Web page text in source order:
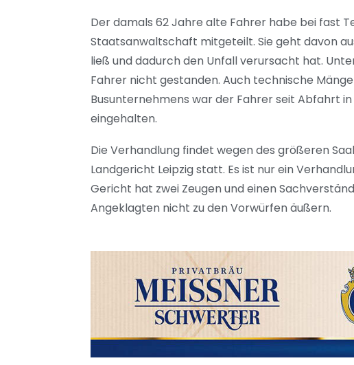
Der damals 62 Jahre alte Fahrer habe bei fast
Staatsanwaltschaft mitgeteilt. Sie geht davon
ließ und dadurch den Unfall verursacht hat.
Fahrer nicht gestanden. Auch technische
Busunternehmens war der Fahrer seit Abfahrt
eingehalten.
Die Verhandlung findet wegen des größeren
Landgericht Leipzig statt. Es ist nur ein
Gericht hat zwei Zeugen und einen
Angeklagten nicht zu den Vorwürfen äußern.